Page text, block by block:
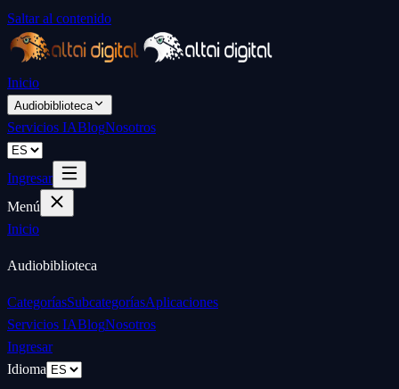
Saltar al contenido
Inicio
Audiobiblioteca
Servicios IABlogNosotros
Ingresar
Menú
Inicio
Audiobiblioteca
CategoríasSubcategoríasAplicaciones
Servicios IABlogNosotros
Ingresar
Idioma